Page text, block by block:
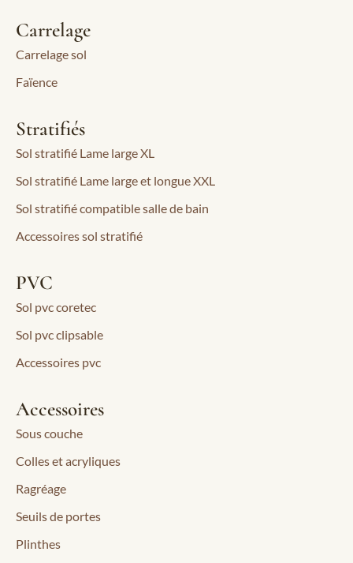
Carrelage
Carrelage sol
Faïence
Stratifiés
Sol stratifié Lame large XL
Sol stratifié Lame large et longue XXL
Sol stratifié compatible salle de bain
Accessoires sol stratifié
PVC
Sol pvc coretec
Sol pvc clipsable
Accessoires pvc
Accessoires
Sous couche
Colles et acryliques
Ragréage
Seuils de portes
Plinthes